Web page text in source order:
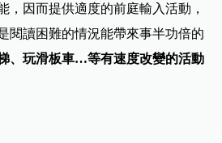
，因而提供適度的前庭輸入活動，
閱讀困難的情況能帶來事半功倍的
、玩滑板車…等有速度改變的活動